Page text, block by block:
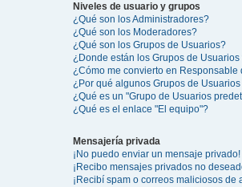
Niveles de usuario y grupos
¿Qué son los Administradores?
¿Qué son los Moderadores?
¿Qué son los Grupos de Usuarios?
¿Donde están los Grupos de
¿Cómo me convierto en Responsable
¿Por qué algunos Grupos de
¿Qué es un "Grupo de Usuarios
¿Qué es el enlace "El equipo"?
Mensajería privada
¡No puedo enviar un mensaje privado!
¡Recibo mensajes privados no
¡Recibí spam o correos maliciosos de